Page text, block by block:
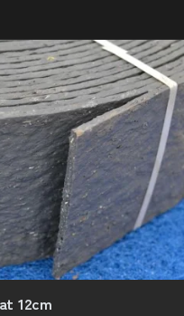
12cm